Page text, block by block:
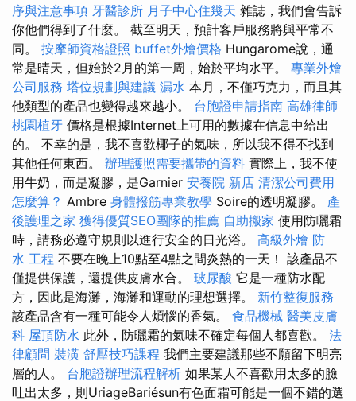
序與注意事項 牙醫診所 月子中心住幾天 雜誌，我們會告訴
你他們得到了什麼。 截至明天，預計客戶服務將與平常不
同。 按摩師資格證照 buffet外燴價格 Hungarome說，通
常是晴天，但始於2月的第一周，始於平均水平。 專業外燴
公司服務 塔位規劃與建議 漏水 本月，不僅巧克力，而且其
他類型的產品也變得越來越小。 台胞證申請指南 高雄律師
桃園植牙 價格是根據Internet上可用的數據在信息中給出
的。 不幸的是，我不喜歡椰子的氣味，所以我不得不找到
其他任何東西。 辦理護照需要攜帶的資料 實際上，我不使
用牛奶，而是凝膠，是Garnier 安養院 新店 清潔公司費用
怎麼算？ Ambre 身體撥筋專業教學 Soire的透明凝膠。 產
後護理之家 獲得優質SEO團隊的推薦 自助搬家 使用防曬霜
時，請務必遵守規則以進行安全的日光浴。 高級外燴 防
水 工程 不要在晚上10點至4點之間炎熱的一天！ 該產品不
僅提供保護，還提供皮膚水合。 玻尿酸 它是一種防水配
方，因此是海灘，海灘和運動的理想選擇。 新竹整復服務
該產品含有一種可能令人煩惱的香氣。 食品機械 醫美皮膚
科 屋頂防水 此外，防曬霜的氣味不確定每個人都喜歡。 法
律顧問 裝潢 舒壓技巧課程 我們主要建議那些不願留下明亮
層的人。 台胞證辦理流程解析 如果某人不喜歡用太多的臉
吐出太多，則UriageBariésun有色面霜可能是一個不錯的選